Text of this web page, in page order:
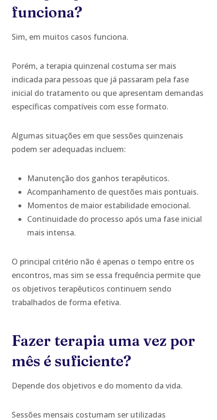
funciona?
Sim, em muitos casos funciona.
Porém, a terapia quinzenal costuma ser mais
indicada para pessoas que já passaram pela fase
inicial do tratamento ou que apresentam demandas
específicas compatíveis com esse formato.
Algumas situações em que sessões quinzenais
podem ser adequadas incluem:
Manutenção dos ganhos terapêuticos.
Acompanhamento de questões mais pontuais.
Momentos de maior estabilidade emocional.
Continuidade do processo após uma fase inicial
mais intensa.
O principal critério não é apenas o tempo entre os
encontros, mas sim se essa frequência permite que
os objetivos terapêuticos continuem sendo
trabalhados de forma efetiva.
Fazer terapia uma vez por
mês é suficiente?
Depende dos objetivos e do momento da vida.
Sessões mensais costumam ser utilizadas